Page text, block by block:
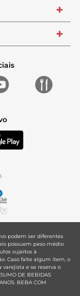
+
+
podem ser diferentes
possuem peso médio
sujeitos à
Caso falte algum item, o
e se reserva o
DE BEBIDAS
BEBA COM